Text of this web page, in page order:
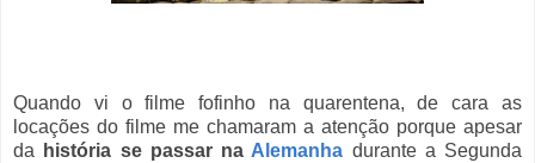
Quando vi o filme fofinho na quarentena, de cara as
locações do filme me chamaram a atenção porque apesar
da
história se passar na Alemanha durante a Segunda